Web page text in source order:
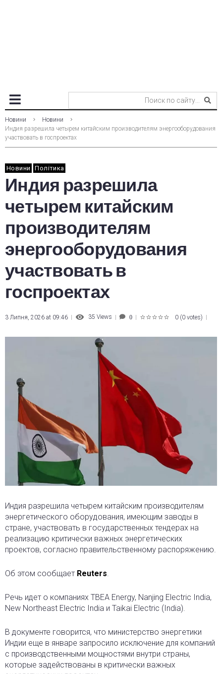
Новини
Новини
Индия разрешила четырем китайским производителям энергооборудования
участвовать в госпроектах
Новини Політика
Индия разрешила
четырем китайским
производителям
энергооборудования
участвовать в
госпроектах
3 Липня, 2026 at 09:46 35 Views 0 0 (0 votes)
Индия разрешила четырем китайским производителям
энергетического оборудования, имеющим заводы в
стране, участвовать в государственных тендерах на
реализацию критически важных энергетических
проектов, согласно правительственному распоряжению.
Об этом сообщает Reuters.
Речь идет о компаниях TBEA Energy, Nanjing Electric India,
New Northeast Electric India и Taikai Electric (India).
В документе говорится, что министерство энергетики
Индии еще в январе запросило исключение для компаний
с производственными мощностями внутри страны,
которые задействованы в критически важных